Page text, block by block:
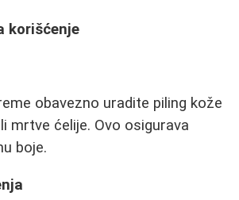
korišćenje
obavezno uradite piling kože
mrtve ćelije. Ovo osigurava
boje.